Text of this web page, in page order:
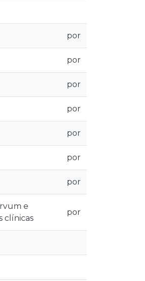
por
por
por
por
por
por
por
e
clínicas
por